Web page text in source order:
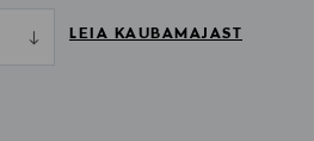
LEIA KAUBAMAJAST